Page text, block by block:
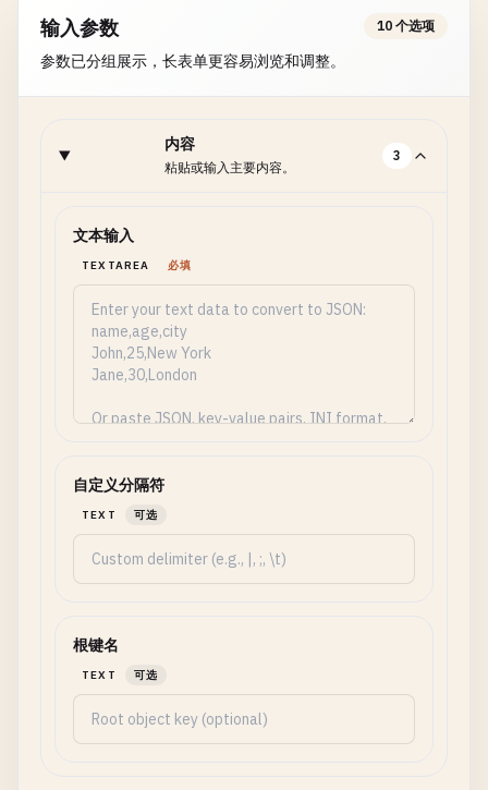
输入参数
参数已分组展示，长表单更容易浏览和调整。
10 个选项
内容
粘贴或输入主要内容。
3
文本输入
TEXTAREA 必填
自定义分隔符
TEXT 可选
根键名
TEXT 可选